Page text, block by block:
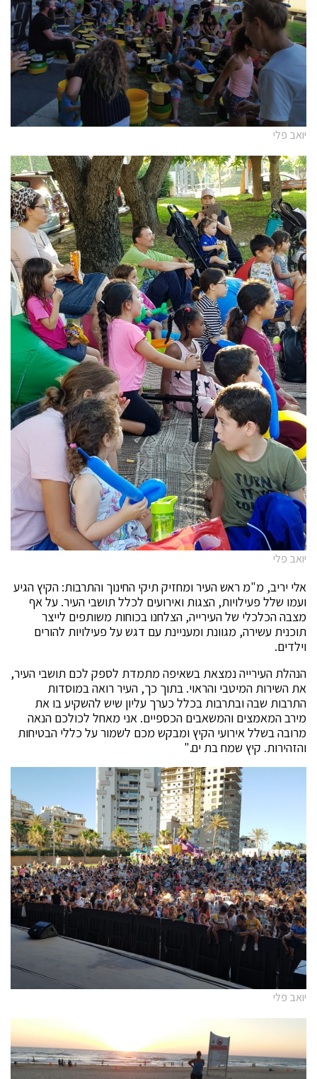
יואב פלי
יואב פלי
אלי יריב, מ"מ ראש העיר ומחזיק תיקי החינוך והתרבות: הקיץ הגיע
ועמו שלל פעילויות, הצגות ואירועים לכלל תושבי העיר. על אף
מצבה הכלכלי של העירייה, הצלחנו בכוחות משותפים לייצר
תוכנית עשירה, מגוונת ומעניינת עם דגש על פעילויות להורים
וילדים.
הנהלת העירייה נמצאת בשאיפה מתמדת לספק לכם תושבי העיר,
את השירות המיטבי והראוי. בתוך כך, העיר רואה במוסדות
התרבות שבה ובתרבות בכלל כערך עליון שיש להשקיע בו את
מירב המאמצים והמשאבים הכספיים. אני מאחל לכולכם הנאה
מרובה בשלל אירועי הקיץ ומבקש מכם לשמור על כללי הבטיחות
והזהירות. קיץ שמח בת ים."
יואב פלי